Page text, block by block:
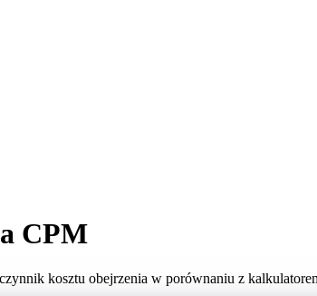
CPM
kosztu obejrzenia w porównaniu z